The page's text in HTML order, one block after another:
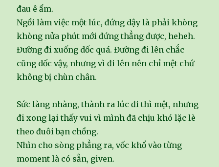
đau ê ẩm.
Ngồi làm việc một lúc, đứng dậy là phải khòng
khòng nửa phút mới đứng thẳng được, heheh.
Đường đi xuống dốc quá. Đường đi lên chắc
cũng dốc vậy, nhưng vì đi lên nên chỉ mệt chứ
không bị chùn chân.
Sức làng nhàng, thành ra lúc đi thì mệt, nhưng
đi xong lại thấy vui vì mình đã chịu khó lặc lè
theo đuôi bạn chồng.
Nhìn cho sòng phẳng ra, vốc khổ vào từng
moment là có sẵn, given.